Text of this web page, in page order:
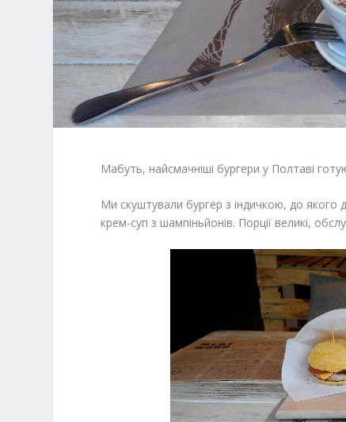
Мабуть, найсмачніші бургери у Полтаві
Ми скуштували бургер з індичкою, до
крем-суп з шампіньйонів. Порції великі,